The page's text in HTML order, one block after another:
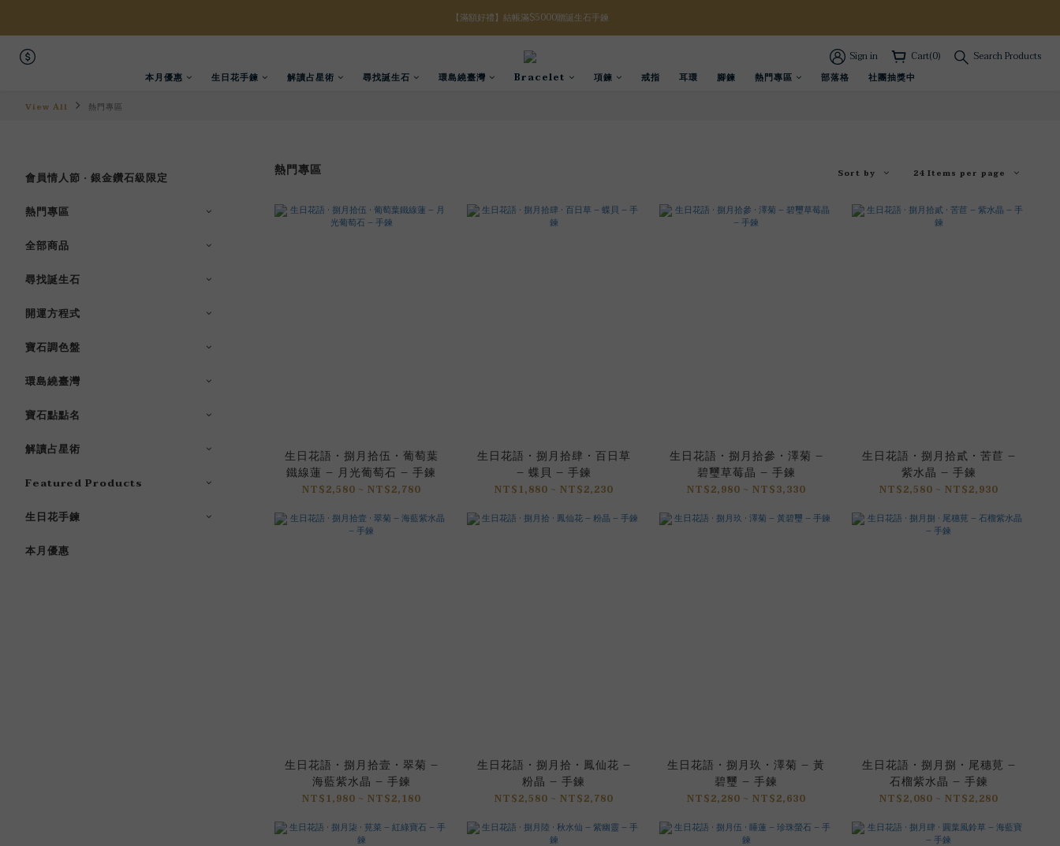
【八月限定】結帳滿$3000折$300
【滿額好禮】結帳滿$5000贈誕生石手鍊
【八月限定】結帳滿$3000折$300 Sign in Cart(0)
Search Products
本月優惠
生日花手鍊 解讀占星術 尋找誕生石 環島繞臺灣 Bracelet 項鍊 戒指 耳環 腳鍊 熱門專區 部落格 社團抽獎中
View All 熱門專區
會員情人節 · 銀金鑽石級限定
熱門專區
全部商品
尋找誕生石
開運方程式
寶石調色盤
環島繞臺灣
寶石點點名
解讀占星術
Featured Products
生日花手鍊
本月優惠
熱門專區 Sort by 24 Items per page
生日花語 • 捌月拾伍 • 葡萄葉
鐵線蓮 – 月光葡萄石 – 手鍊
NT$2,580 ~ NT$2,780
生日花語 • 捌月拾肆 • 百日草
– 蝶貝 – 手鍊
NT$1,880 ~ NT$2,230
生日花語 • 捌月拾參 • 澤菊 –
碧璽草莓晶 – 手鍊
NT$2,980 ~ NT$3,330
生日花語 • 捌月拾貳 • 苦苣 –
紫水晶 – 手鍊
NT$2,580 ~ NT$2,930
生日花語 • 捌月拾壹 • 翠菊 –
海藍紫水晶 – 手鍊
NT$1,980 ~ NT$2,180
生日花語 • 捌月拾 • 鳳仙花 –
粉晶 – 手鍊
NT$2,580 ~ NT$2,780
生日花語 • 捌月玖 • 澤菊 – 黃
碧璽 – 手鍊
NT$2,280 ~ NT$2,630
生日花語 • 捌月捌 • 尾穗莧 –
石榴紫水晶 – 手鍊
NT$2,080 ~ NT$2,280